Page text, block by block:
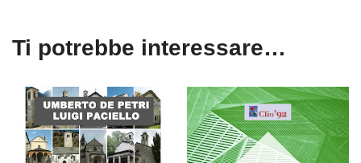
Ti potrebbe interessare…